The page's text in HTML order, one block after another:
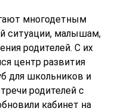
многодетным
ситуации, малышам,
родителей. С их
центр развития
для школьников и
родителей с
кабинет на